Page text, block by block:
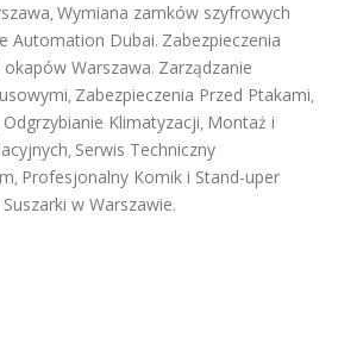
, Wymiana zamków szyfrowych
Automation Dubai. Zabezpieczenia
Warszawa. Zarządzanie
, Zabezpieczenia Przed Ptakami,
Odgrzybianie Klimatyzacji, Montaż i
, Serwis Techniczny
, Profesjonalny Komik i Stand-uper
w Warszawie.